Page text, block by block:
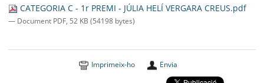
BELL-LLOC SOLUCIONA
CATEGORIA C - 1r PREMI - JÚLIA HELÍ VERGARA CREUS.pdf
— Document PDF, 52 KB (54198 bytes)
Imprimeix-ho Envia